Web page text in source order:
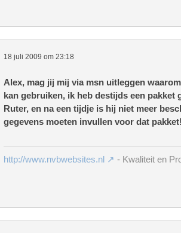
18 juli 2009 om 23:18
Alex, mag jij mij via msn uitleggen
kan gebruiken, ik heb destijds een pakket
Ruter, en na een tijdje is hij niet meer
gegevens moeten invullen voor dat pakket!
http://www.nvbwebsites.nl - Kwaliteit en